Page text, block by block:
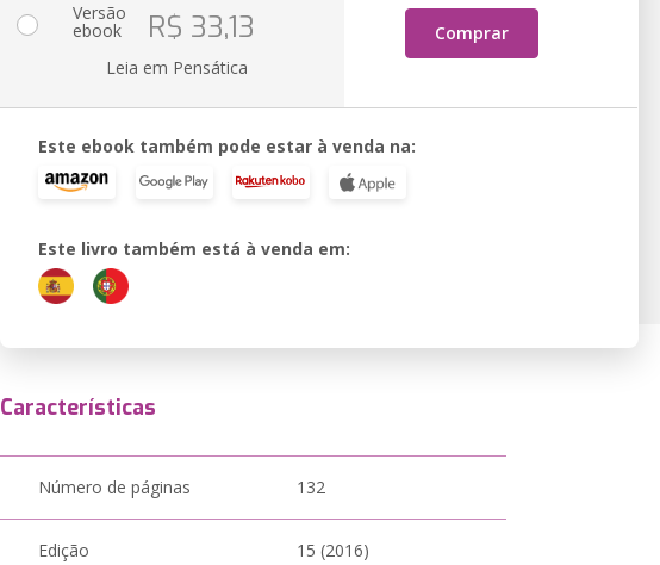
Comprar
Versão
ebook R$ 33,13
Leia em Pensática
Este ebook também pode estar à venda na:
Este livro também está à venda em:
Características
Número de páginas 132
Edição 15 (2016)